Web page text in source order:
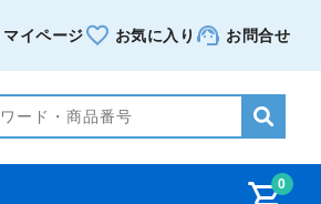
マイページ お気に入り お問合せ
0